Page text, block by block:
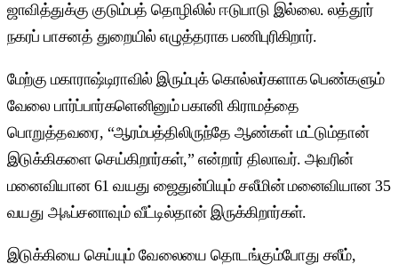
ஜாவித்துக்கு குடும்பத் தொழிலில் ஈடுபாடு இல்லை. லத்தூர்
நகரப் பாசனத் துறையில் எழுத்தராக பணிபுரிகிறார்.
மேற்கு மகாராஷ்டிராவில் இரும்புக் கொல்லர்களாக பெண்களும்
வேலை பார்ப்பார்களெனினும் பகானி கிராமத்தை
பொறுத்தவரை, “ஆரம்பத்திலிருந்தே ஆண்கள் மட்டும்தான்
இடுக்கிகளை செய்கிறார்கள்,” என்றார் திலாவர். அவரின்
மனைவியான 61 வயது ஜைதுன்பியும் சலீமின் மனைவியான 35
வயது அஃப்சனாவும் வீட்டில்தான் இருக்கிறார்கள்.
இடுக்கியை செய்யும் வேலையை தொடங்கும்போது சலீம்,